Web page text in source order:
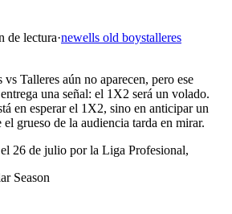
de lectura·newells old boystalleres
Talleres aún no aparecen, pero ese
una señal: el 1X2 será un volado.
en esperar el 1X2, sino en anticipar un
grueso de la audiencia tarda en mirar.
26 de julio por la Liga Profesional,
Season